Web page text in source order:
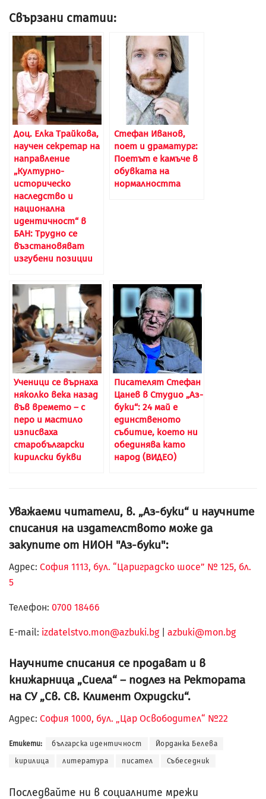
Свързани статии:
Доц. Елка Трайкова,
научен секретар на
направление
„Културно-
историческо
наследство и
национална
идентичност“ в
БАН: Трудно се
възстановяват
изгубени позиции
Стефан Иванов,
поет и драматург:
Поетът е камъче в
обувката на
нормалността
Ученици се върнаха
няколко века назад
във времето – с
перо и мастило
изписваха
старобългарски
кирилски букви
Писателят Стефан
Цанев в Студио „Аз-
буки“: 24 май е
единственото
събитие, което ни
обединява като
народ (ВИДЕО)
Уважаеми читатели, в. „Аз-буки“ и научните
списания на издателството може да
закупите от НИОН "Аз-буки":
Адрес: София 1113, бул. “Цариградско шосе” № 125, бл.
5
Телефон: 0700 18466
Е-mail: izdatelstvo.mon@azbuki.bg| azbuki@mon.bg
Научните списания се продават и в
книжарница „Сиела“ – подлез на Ректората
на СУ „Св. Св. Климент Охридски“.
Адрес: София 1000, бул. „Цар Освободител“ №22
Етикети: българска идентичност Йорданка Белева
кирилица литература писател Събеседник
Последвайте ни в социалните мрежи